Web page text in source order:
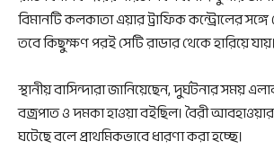
বিমানটি কলকাতা এয়ার ট্রাফিক কন্ট্রোলের
তবে কিছুক্ষণ পরই সেটি রাডার থেকে হারিয়ে যায়।
স্থানীয় বাসিন্দারা জানিয়েছেন, দুর্ঘটনার সময়
বজ্রপাত ও দমকা হাওয়া বইছিল। বৈরী
ঘটেছে বলে প্রাথমিকভাবে ধারণা করা হচ্ছে।